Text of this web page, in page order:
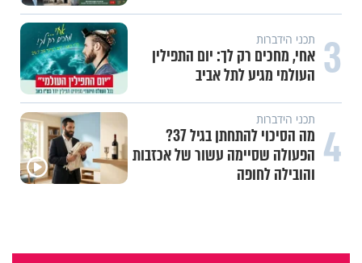
3 תכני הידברות
אחי, מחכים רק לך: יום התפילין
העולמי מגיע לתל אביב
4 תכני הידברות
מה הסיכוי להתחתן בגיל 37?
הפעולה שסיימה עשור של אכזבות
והובילה לחופה